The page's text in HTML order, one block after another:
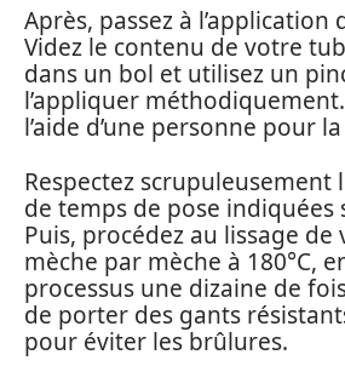
Après, passez à
Videz le contenu de votre
dans un bol et utilisez un
l’appliquer
l’aide d’une personne pour
Respectez scrupuleusement
de temps de pose indiquées
Puis, procédez au lissage de
mèche par mèche à 180°C,
processus une dizaine de
de porter des gants
pour éviter les brûlures.